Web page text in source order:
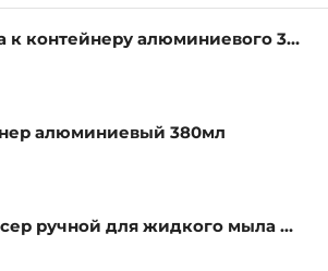
Крышка к контейнеру алюминиевого 380мл
алюминиевый 380мл
Диспенсер ручной для жидкого мыла Grass IT-0638, черный